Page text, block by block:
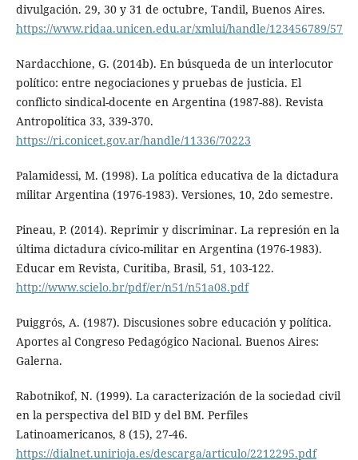
divulgación. 29, 30 y 31 de octubre, Tandil, Buenos Aires.
https://www.ridaa.unicen.edu.ar/xmlui/handle/123456789/57
Nardacchione, G. (2014b). En búsqueda de un interlocutor
político: entre negociaciones y pruebas de justicia. El
conflicto sindical-docente en Argentina (1987-88). Revista
Antropolítica 33, 339-370.
https://ri.conicet.gov.ar/handle/11336/70223
Palamidessi, M. (1998). La política educativa de la dictadura
militar Argentina (1976-1983). Versiones, 10, 2do semestre.
Pineau, P. (2014). Reprimir y discriminar. La represión en la
última dictadura cívico-militar en Argentina (1976-1983).
Educar em Revista, Curitiba, Brasil, 51, 103-122.
http://www.scielo.br/pdf/er/n51/n51a08.pdf
Puiggrós, A. (1987). Discusiones sobre educación y política.
Aportes al Congreso Pedagógico Nacional. Buenos Aires:
Galerna.
Rabotnikof, N. (1999). La caracterización de la sociedad civil
en la perspectiva del BID y del BM. Perfiles
Latinoamericanos, 8 (15), 27-46.
https://dialnet.unirioja.es/descarga/articulo/2212295.pdf